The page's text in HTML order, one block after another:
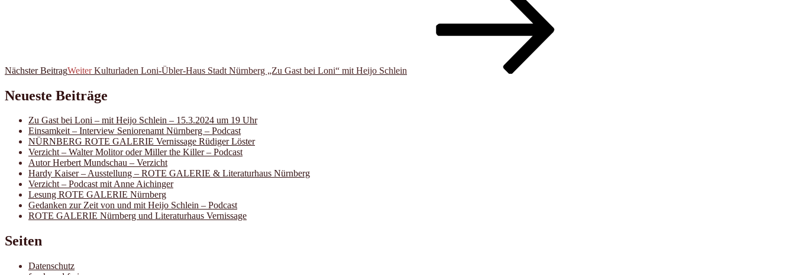
Nächster BeitragWeiter Kulturladen Loni-Übler-Haus Stadt Nürnberg „Zu Gast bei Loni“ mit Heijo Schlein
Neueste Beiträge
Zu Gast bei Loni – mit Heijo Schlein – 15.3.2024 um 19 Uhr
Einsamkeit – Interview Seniorenamt Nürnberg – Podcast
NÜRNBERG ROTE GALERIE Vernissage Rüdiger Löster
Verzicht – Walter Molitor oder Miller the Killer – Podcast
Autor Herbert Mundschau – Verzicht
Hardy Kaiser – Ausstellung – ROTE GALERIE & Literaturhaus Nürnberg
Verzicht – Podcast mit Anne Aichinger
Lesung ROTE GALERIE Nürnberg
Gedanken zur Zeit von und mit Heijo Schlein – Podcast
ROTE GALERIE Nürnberg und Literaturhaus Vernissage
Seiten
Datenschutz